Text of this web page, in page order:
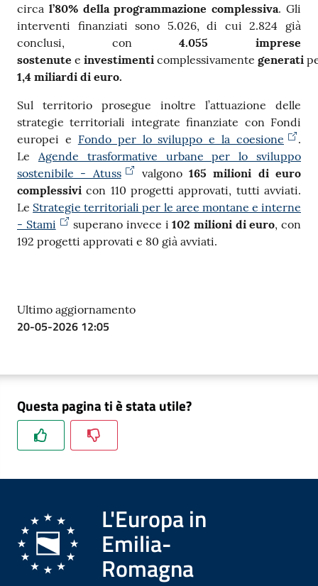
circa l’80% della programmazione complessiva. Gli
interventi finanziati sono 5.026, di cui 2.824 già
conclusi, con4.055 imprese
sostenute e investimenti complessivamente generati
1,4 miliardi di euro.
Sul territorio prosegue inoltre l’attuazione delle
strategie territoriali integrate finanziate con Fondi
europei e Fondo per lo sviluppo e la coesione
.
Le Agende trasformative urbane per lo sviluppo
sostenibile - Atuss
valgono165 milioni di euro
complessivi con 110 progetti approvati, tutti avviati.
Le Strategie territoriali per le aree montane e interne
- Stami
superano invece i102 milioni di euro, con
192 progetti approvati e 80 già avviati.
Ultimo aggiornamento
20-05-2026 12:05
Questa pagina ti è stata utile?
L'Europa in
Emilia-
Romagna